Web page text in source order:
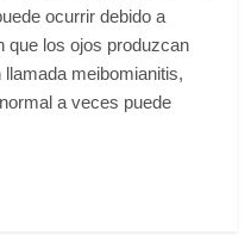
ocurrir debido a
que los ojos produzcan
meibomianitis,
a veces puede